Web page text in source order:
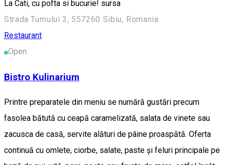
La Cati, cu pofta si bucurie! sursa
Strada Turnului 3, 557260 Sibiu, Romania
Restaurant
Open
Bistro Kulinarium
Printre preparatele din meniu se numără gustări precum
fasolea bătută cu ceapă caramelizată, salata de vinete sau
zacusca de casă, servite alături de pâine proaspătă. Oferta
continuă cu omlete, ciorbe, salate, paste și feluri principale pe